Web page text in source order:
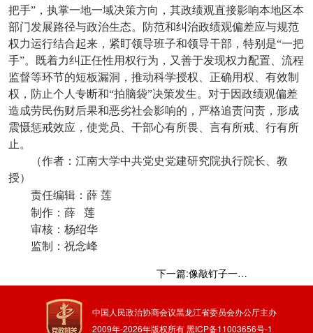
把手”，执掌一地一域决策方向，其政绩观直接影响本地区本
部门发展路径与政治生态。防范和纠治政绩观偏差应与规范
权力运行结合起来，紧盯领导班子和领导干部，特别是“一把
手”。既着力纠正任性用权行为，又善于发现权力配置、流程
监督等环节的短板漏洞，推动科学授权、正确用权、有效制
权，防止个人专断和“拍脑袋”决策发生。对于因政绩观偏差
造成劳民伤财后果和恶劣社会影响的，严格追责问责，形成
震慑惩戒效应，使党员、干部心有所畏、言有所戒、行有所
止。
（作者：江南大学中共党史党建研究院执行院长、教
授）
责任编辑：薛 莲
制作：薛
莲
审核：杨绍华
监制：祝念峰
下一篇:像敲钉子一样抓落实
中国人民政治协商会议黑龙江省委员会办公厅主办
2009年-2026年版权所有黑ICP备11003656号-1